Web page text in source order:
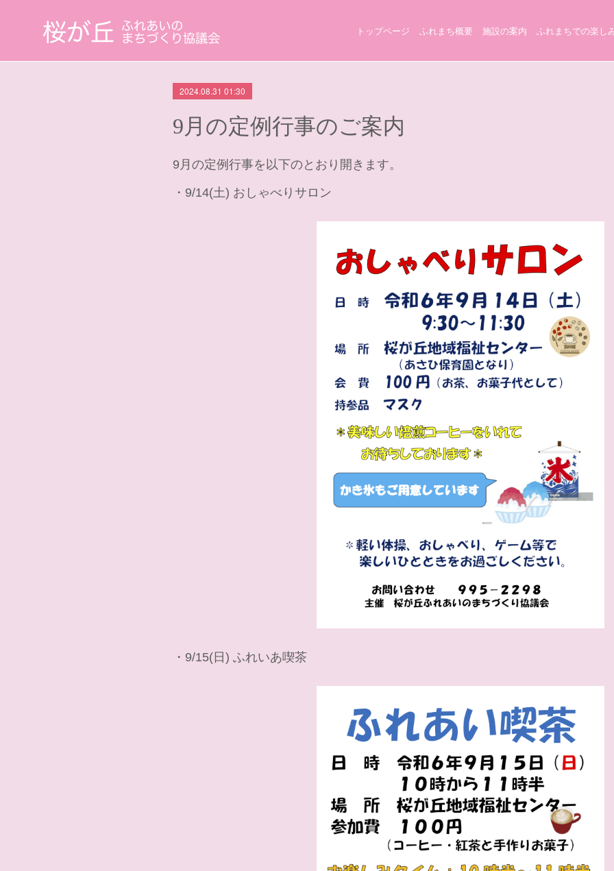
トップページ ふれまち概要 施設の案内 ふれまちでの楽し
2024.08.31 01:30
9月の定例行事のご案内
9月の定例行事を以下のとおり開きます。
・9/14(土) おしゃべりサロン
・9/15(日) ふれいあ喫茶